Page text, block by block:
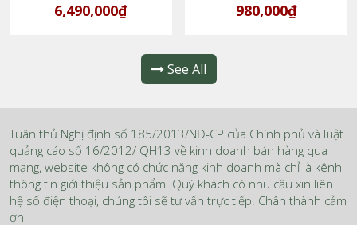
6,490,000₫ 980,000₫
See All
Tuân thủ Nghị định số 185/2013/NĐ-CP của Chính phủ và luật
quảng cáo số 16/2012/ QH13 về kinh doanh bán hàng qua
mạng, website không có chức năng kinh doanh mà chỉ là kênh
thông tin giới thiệu sản phẩm. Quý khách có nhu cầu xin liên
hệ số điện thoại, chúng tôi sẽ tư vấn trực tiếp. Chân thành cảm
ơn